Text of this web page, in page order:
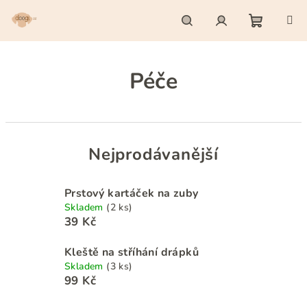
HledatPřihlášení
Péče
Nejprodávanější
Prstový kartáček na zuby
Skladem (2 ks)
39 Kč
Kleště na stříhání drápků
Skladem (3 ks)
99 Kč